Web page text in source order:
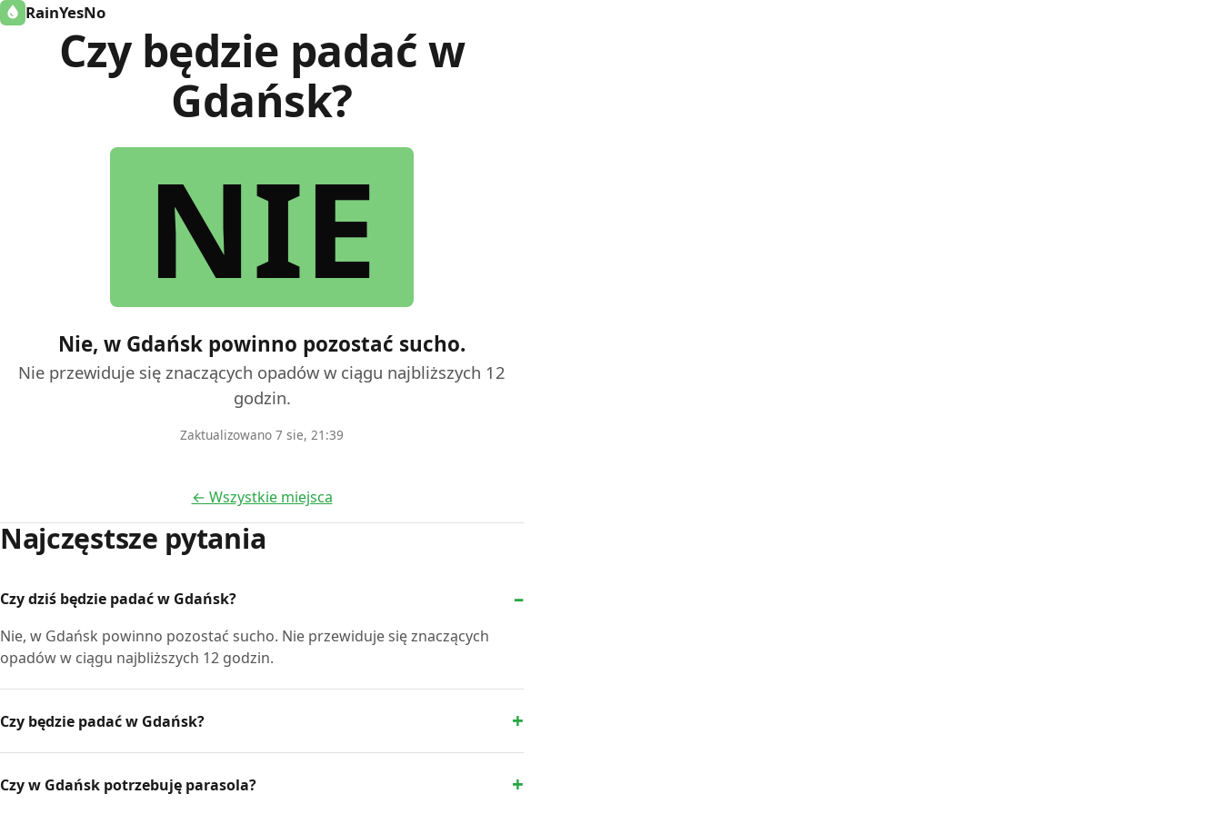
RainYesNo
Czy będzie padać w
Gdańsk?
NIE
Nie, w Gdańsk powinno pozostać sucho.
Nie przewiduje się znaczących opadów w ciągu najbliższych 12
godzin.
Zaktualizowano 7 sie, 21:39
← Wszystkie miejsca
Najczęstsze pytania
Czy dziś będzie padać w Gdańsk?
Nie, w Gdańsk powinno pozostać sucho. Nie przewiduje się znaczących
opadów w ciągu najbliższych 12 godzin.
Czy będzie padać w Gdańsk?
Czy w Gdańsk potrzebuję parasola?